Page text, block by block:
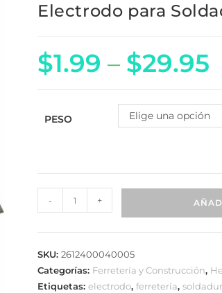
Electrodo para
$1.99 – $29.95
PESO Elige una opción
- +
SKU: 2612400040005
Categorías: Ferretería y Construcción,
Etiquetas: electrodo, ferretería,